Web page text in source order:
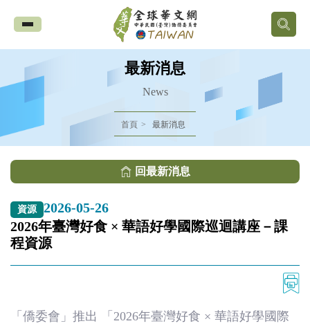
全
球
華
文
網
中
華
民
(臺
最新消息
News
首頁 最新消息
回最新消息
資源
2026-05-26
2026年臺灣好食 × 華語好學國際巡迴講座－課
程資源
「僑委會」推出 「2026年臺灣好食 × 華語好學國際